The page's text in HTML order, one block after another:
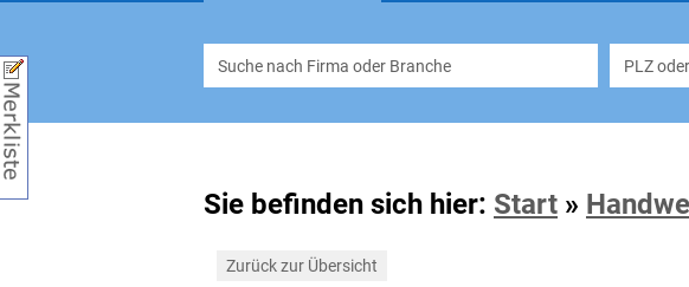
Sie befinden sich hier: Start »
Zurück zur Übersicht